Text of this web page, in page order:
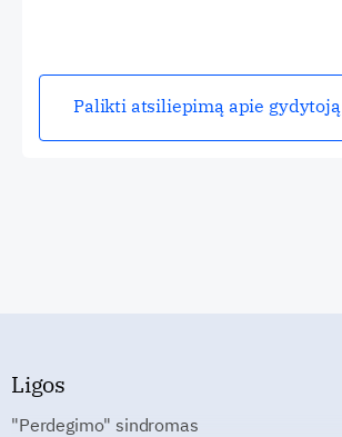
Palikti atsiliepimą apie gydytoją
Ligos
"Perdegimo" sindromas